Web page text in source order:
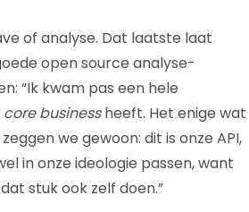
of analyse. Dat laatste laat
open source analyse-
“Ik kwam pas een hele
core businessheeft. Het enige wat
we gewoon: dit is onze API,
in onze ideologie passen, want
stuk ook zelf doen.”